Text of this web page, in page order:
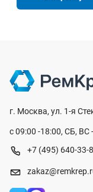
г. Москва, ул. 1-я
с 09:00 -18:00, СБ, ВС
+7 (495) 640-33-